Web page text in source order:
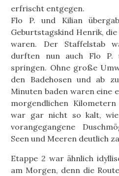
erfrischt entgegen.
Flo P. und Kilian
Geburtstagskind Henrik,
waren. Der Staffelstab
durften nun auch Flo P.
springen. Ohne große
den Badehosen und ab
Minuten baden waren eine
morgendlichen
war gar nicht so kalt,
vorangegangene
Seen und Meeren deutlich
Etappe 2 war ähnlich
am Morgen, denn die